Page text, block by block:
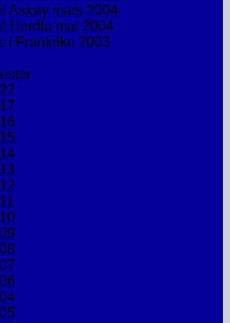
Askøy mars 2004
Herdla mai 2004
i Frankrike 2003